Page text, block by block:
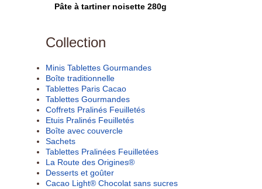
Pâte à tartiner noisette 280g
Collection
Minis Tablettes Gourmandes
Boîte traditionnelle
Tablettes Paris Cacao
Tablettes Gourmandes
Coffrets Pralinés Feuilletés
Etuis Pralinés Feuilletés
Boîte avec couvercle
Sachets
Tablettes Pralinées Feuilletées
La Route des Origines®
Desserts et goûter
Cacao Light® Chocolat sans sucres